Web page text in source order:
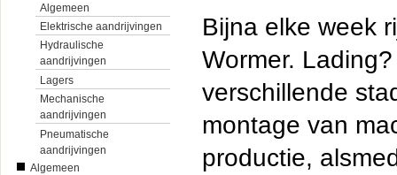
Algemeen
Elektrische aandrijvingen
Hydraulische
aandrijvingen
Lagers
Mechanische
aandrijvingen
Pneumatische
aandrijvingen
Algemeen
Bijna elke week
Wormer.
verschillende
montage van
productie,